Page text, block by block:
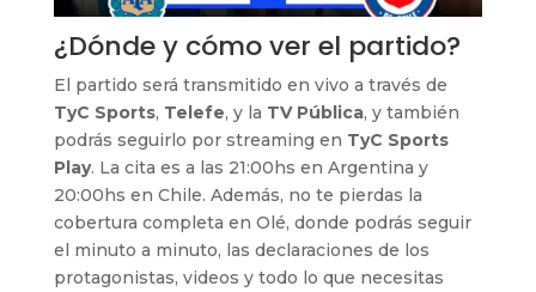
¿Dónde y cómo ver el partido?
El partido será transmitido en vivo a través de
TyC Sports, Telefe, y la TV Pública, y también
podrás seguirlo por streaming en TyC Sports
Play. La cita es a las 21:00hs en Argentina y
20:00hs en Chile. Además, no te pierdas la
cobertura completa en Olé, donde podrás seguir
el minuto a minuto, las declaraciones de los
protagonistas, videos y todo lo que necesitas